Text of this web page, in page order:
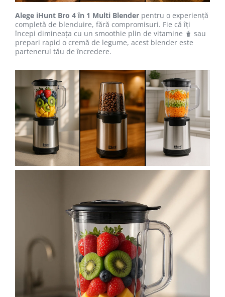
Alege iHunt Bro 4 în 1 Multi Blender pentru o experiență
completă de blenduire, fără compromisuri. Fie că îți
începi dimineața cu un smoothie plin de vitamine 🧋 sau
prepari rapid o cremă de legume, acest blender este
partenerul tău de încredere.